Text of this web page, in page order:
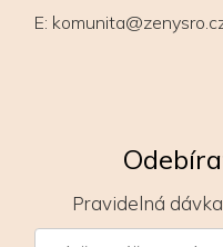
E:
Pravidelná